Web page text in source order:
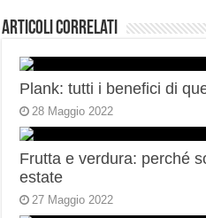
Articoli correlati
Plank: tutti i benefici di
28 Maggio 2022
Frutta e verdura: perché
estate
27 Maggio 2022